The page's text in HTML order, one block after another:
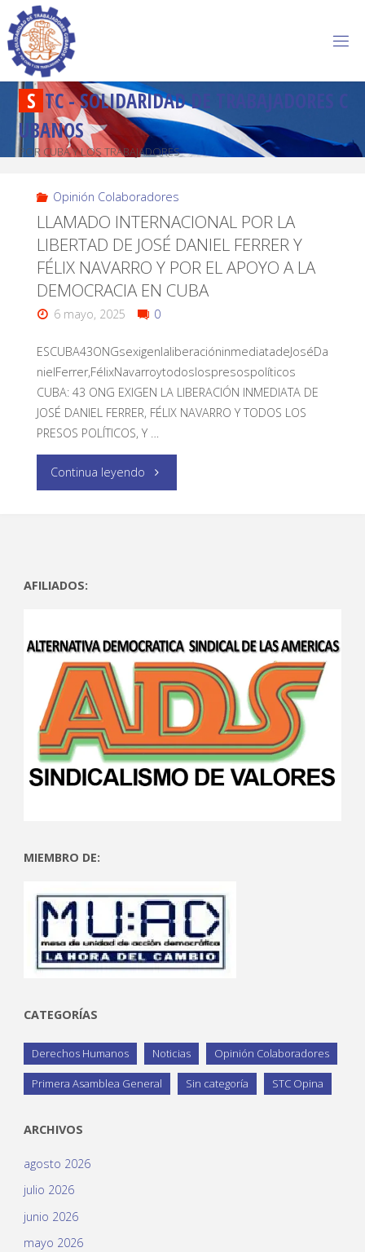
S TC-SOLIDARIDADD R A BAJADORES C
U BANOS
POR CUBA Y LOS TRABAJADORES
Opinión Colaboradores
LLAMADO INTERNACIONAL POR LA
LIBERTAD DE JOSÉ DANIEL FERRER Y
FÉLIX NAVARRO Y POR EL APOYO A LA
DEMOCRACIA EN CUBA
6 mayo, 2025 0
ESCUBA43ONGsexigenlaliberacióninmediatadeJoséDa
nielFerrer,FélixNavarroytodoslospresospolíticos
CUBA: 43 ONG EXIGEN LA LIBERACIÓN INMEDIATA DE
JOSÉ DANIEL FERRER, FÉLIX NAVARRO Y TODOS LOS
PRESOS POLÍTICOS, Y …
Continua leyendo
AFILIADOS:
MIEMBRO DE:
CATEGORÍAS
Derechos Humanos Noticias Opinión Colaboradores
Primera Asamblea General Sin categoría STC Opina
ARCHIVOS
agosto 2026
julio 2026
junio 2026
mayo 2026